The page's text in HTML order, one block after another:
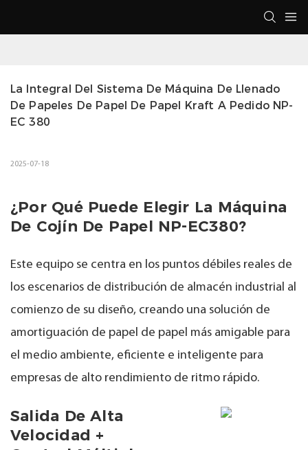
La Integral Del Sistema De Máquina De Llenado
De Papeles De Papel De Papel Kraft A Pedido NP-
EC 380
2025-07-18
¿Por Qué Puede Elegir La Máquina
De Cojín De Papel NP-EC380?
Este equipo se centra en los puntos débiles reales de
los escenarios de distribución de almacén industrial al
comienzo de su diseño, creando una solución de
amortiguación de papel de papel más amigable para
el medio ambiente, eficiente e inteligente para
empresas de alto rendimiento de ritmo rápido.
Salida De Alta
Velocidad +